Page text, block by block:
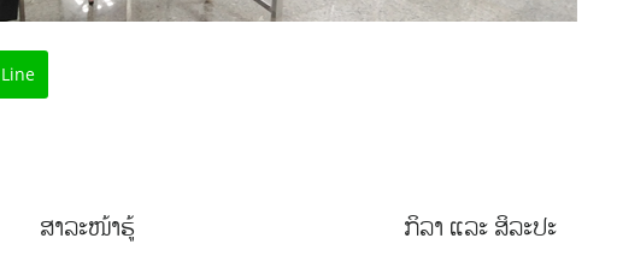
Line
ສາລະໜ້າຮູ້ ກິລາ ແລະ ສິລະປະ